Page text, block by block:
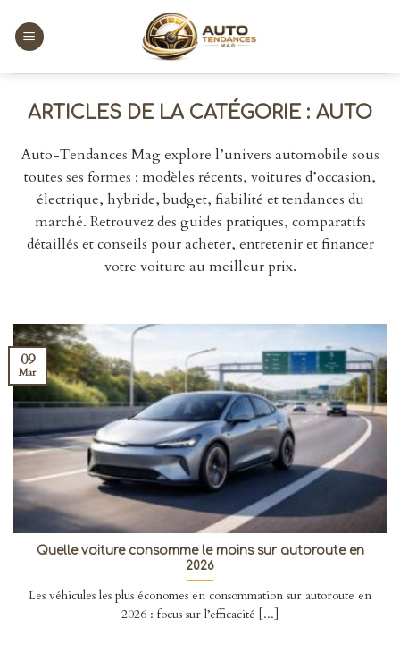
content
AUTO
Auto-Tendances Mag explore l’univers automobile sous
toutes ses formes : modèles récents, voitures d’occasion,
électrique, hybride, budget, fiabilité et tendances du
marché. Retrouvez des guides pratiques, comparatifs
détaillés et conseils pour acheter, entretenir et financer
votre voiture au meilleur prix.
Quelle voiture consomme le moins sur autoroute en
2026
Les véhicules les plus économes en consommation sur autoroute en
2026 : focus sur l’efficacité [...]
09
Mar